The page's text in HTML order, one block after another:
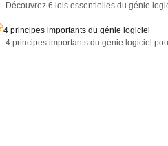
Découvrez 6 lois essentielles du génie
4 principes importants du génie logiciel
4 principes importants du génie logiciel